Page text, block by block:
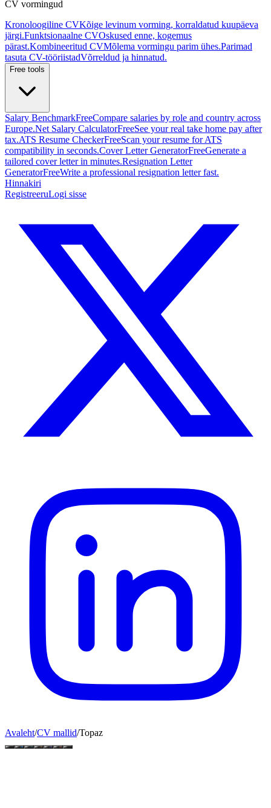
CV vormingud
Kronoloogiline CVKõige levinum vorming, korraldatud kuupäeva
järgi.Funktsionaalne CVOskused enne, kogemus
pärast.Kombineeritud CVMõlema vormingu parim ühes.Parimad
tasuta CV-tööriistadVõrreldud ja hinnatud.
Free tools
Salary BenchmarkFreeCompare salaries by role and country across
Europe.Net Salary CalculatorFreeSee your real take home pay after
tax.ATS Resume CheckerFreeScan your resume for ATS
compatibility in seconds.Cover Letter GeneratorFreeGenerate a
tailored cover letter in minutes.Resignation Letter
GeneratorFreeWrite a professional resignation letter fast.
Hinnakiri
RegistreeruLogi sisse
Avaleht/CV mallid/Topaz